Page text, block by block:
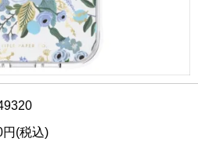
円(税込)